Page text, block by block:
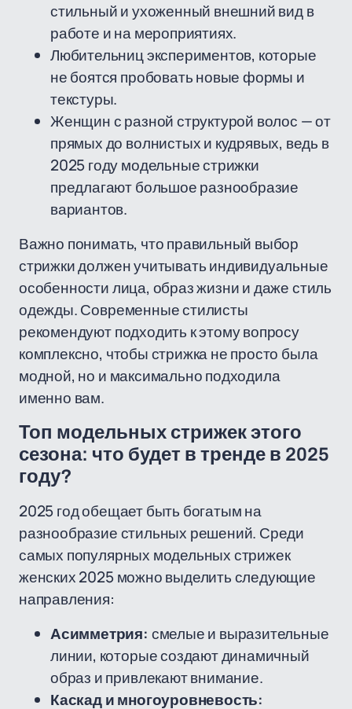
стильный и ухоженный внешний вид в
работе и на мероприятиях.
Любительниц экспериментов, которые
не боятся пробовать новые формы и
текстуры.
Женщин с разной структурой волос — от
прямых до волнистых и кудрявых, ведь в
2025 году модельные стрижки
предлагают большое разнообразие
вариантов.
Важно понимать, что правильный выбор
стрижки должен учитывать индивидуальные
особенности лица, образ жизни и даже стиль
одежды. Современные стилисты
рекомендуют подходить к этому вопросу
комплексно, чтобы стрижка не просто была
модной, но и максимально подходила
именно вам.
Топ модельных стрижек этого
сезона: что будет в тренде в 2025
году?
2025 год обещает быть богатым на
разнообразие стильных решений. Среди
самых популярных модельных стрижек
женских 2025 можно выделить следующие
направления:
Асимметрия: смелые и выразительные
линии, которые создают динамичный
образ и привлекают внимание.
Каскад и многоуровневость: